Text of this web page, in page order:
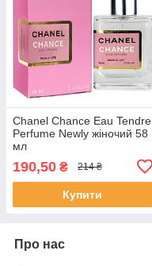
Chanel Chance Eau Tendre
Perfume Newly жіночий 58
мл
190,50 ₴ 214 ₴
Купити
Про нас